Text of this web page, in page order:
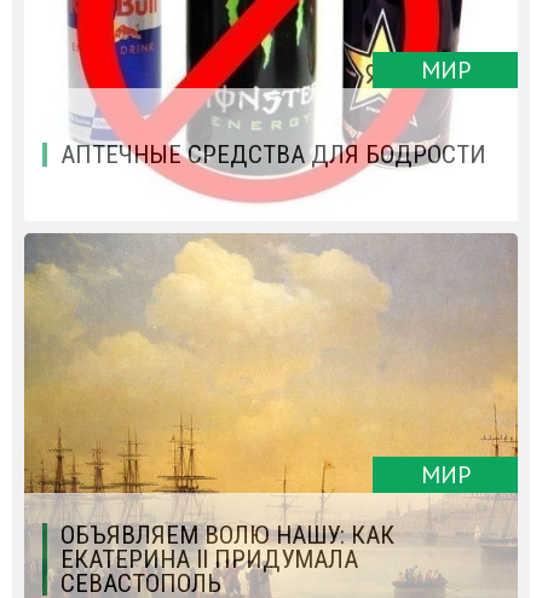
МИР
АПТЕЧНЫЕ СРЕДСТВА ДЛЯ БОДРОСТИ
МИР
ОБЪЯВЛЯЕМ ВОЛЮ НАШУ: КАК
ЕКАТЕРИНА II ПРИДУМАЛА
СЕВАСТОПОЛЬ